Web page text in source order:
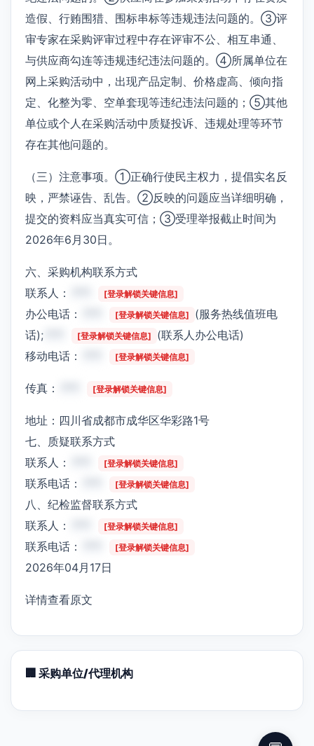
造假、行贿围猎、围标串标等违规违法问题的。③评
审专家在采购评审过程中存在评审不公、相互串通、
与供应商勾连等违规违纪违法问题的。④所属单位在
网上采购活动中，出现产品定制、价格虚高、倾向指
定、化整为零、空单套现等违纪违法问题的；⑤其他
单位或个人在采购活动中质疑投诉、违规处理等环节
存在其他问题的。
（三）注意事项。①正确行使民主权力，提倡实名反
映，严禁诬告、乱告。②反映的问题应当详细明确，
提交的资料应当真实可信；③受理举报截止时间为
2026年6月30日。
六、采购机构联系方式
联系人：
[登录解锁关键信息]
办公电话： [登录解锁关键信息]
(服务热线值班电
话);
[登录解锁关键信息]
(联系人办公电话)
移动电话：
[登录解锁关键信息]
传真： [登录解锁关键信息]
地址：四川省成都市成华区华彩路1号
七、质疑联系方式
联系人：
[登录解锁关键信息]
联系电话： [登录解锁关键信息]
八、纪检监督联系方式
联系人：
[登录解锁关键信息]
联系电话： [登录解锁关键信息]
2026年04月17日
详情查看原文
🏢 采购单位/代理机构